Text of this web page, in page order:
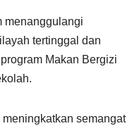
menanggulangi
tertinggal dan
Makan Bergizi
semangat